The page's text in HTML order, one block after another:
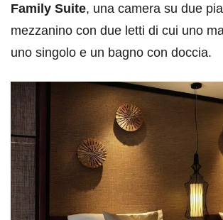
Family Suite, una camera su due
mezzanino con due letti di cui uno
uno singolo e un bagno con doccia.